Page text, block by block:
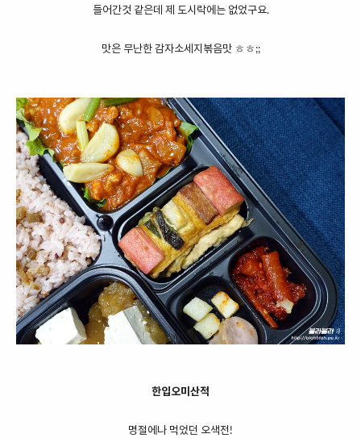
들어간것 같은데 제 도시락에는 없었구요.
맛은 무난한 감자소세지볶음맛 ㅎㅎ;;
한입오미산적
명절에나 먹었던 오색전!